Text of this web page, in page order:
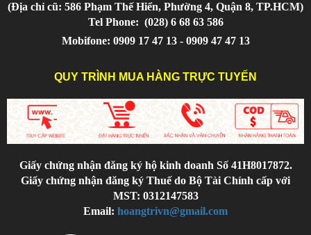
(Địa chỉ cũ: 586 Phạm Thế Hiển, Phường 4, Quận 8, TP.HCM)
Tel Phone: (028) 6 68 63 586
Mobifone: 0909 17 47 13 - 0909 47 47 13
QUY TRÌNH MUA HÀNG TRỰC TUYẾN
Giấy chứng nhận đăng ký hộ kinh doanh Số 41H8017872.
Giấy chứng nhận đăng ký Thuế do Bộ Tài Chính cấp với
MST: 0312147583
Email: hoangtrivn@gmail.com